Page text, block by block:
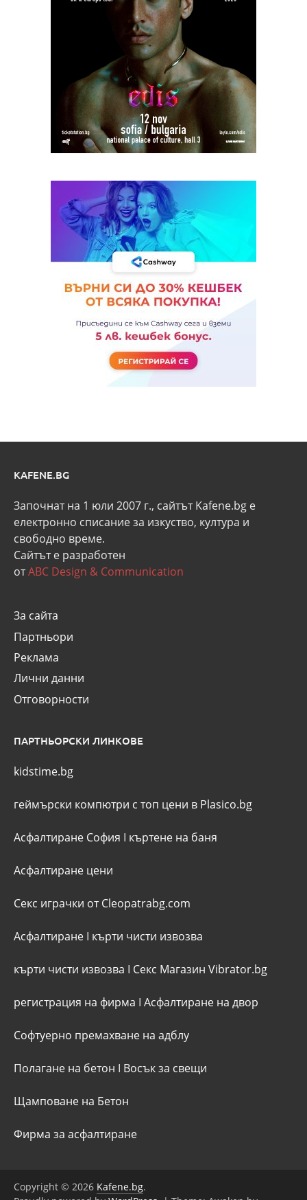
KAFENE.BG
Започнат на 1 юли 2007 г., сайтът Kafene.bg e
eлектронно списание за изкуство, култура и
свободно време.
Сайтът е разработен
отABC Design & Communication
За сайта
Партньори
Реклама
Лични данни
Отговорности
ПАРТНЬОРСКИ ЛИНКОВЕ
kidstime.bg
геймърски компютри с топ цени в Plasico.bg
Асфалтиране София I къртене на баня
Асфалтиране цени
Секс играчки от Cleopatrabg.com
Асфалтиране I кърти чисти извозва
кърти чисти извозва I Секс Магазин Vibrator.bg
регистрация на фирма I Асфалтиране на двор
Софтуерно премахване на адблу
Полагане на бетон I Восък за свещи
Щамповане на Бетон
Фирма за асфалтиране
Copyright © 2026 Kafene.bg.